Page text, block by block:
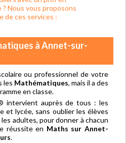
Nous vous proposons
de ces services :
à Annet-sur-
ou professionnel de votre
les Mathématiques, mais il a des
en classe.
intervient auprès de tous : les
et lycée, sans oublier les élèves
adultes, pour donner à chacun
réussite en Maths sur Annet-
.